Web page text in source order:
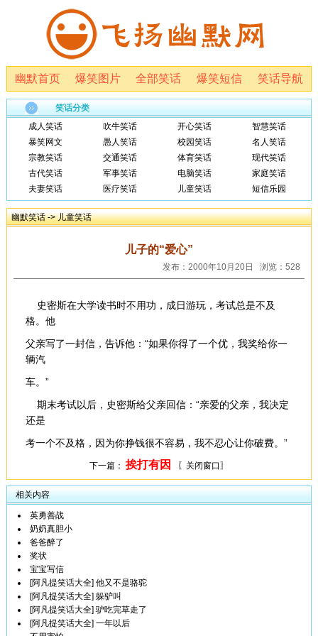
幽默首页 爆笑图片 全部笑话 爆笑短信 笑话导航
笑话分类
成人笑话
吹牛笑话 开心笑话
智慧笑话
暴笑网文
愚人笑话 校园笑话
名人笑话
宗教笑话
交通笑话 体育笑话
现代笑话
古代笑话
军事笑话 电脑笑话
家庭笑话
夫妻笑话
医疗笑话 儿童笑话 短信乐园
幽默笑话->儿童笑话
儿子的“爱心”
发布：2000年10月20日 浏览：528
史密斯在大学读书时不用功，成日游玩，考试总是不及
格。他
父亲写了一封信，告诉他：“如果你得了一个优，我奖给你一
辆汽
车。”
期末考试以后，史密斯给父亲回信：“亲爱的父亲，我决定
还是
考一个不及格，因为你挣钱很不容易，我不忍心让你破费。”
下一篇： 挨打有因 〖关闭窗口〗
相关内容
英勇善战
奶奶真胆小
爸爸醉了
奖状
宝宝写信
[阿凡提笑话大全] 他又不是骆驼
[阿凡提笑话大全] 躲驴叫
[阿凡提笑话大全] 驴吃完草走了
[阿凡提笑话大全] 一年以后